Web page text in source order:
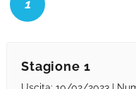
1
Stagione 1